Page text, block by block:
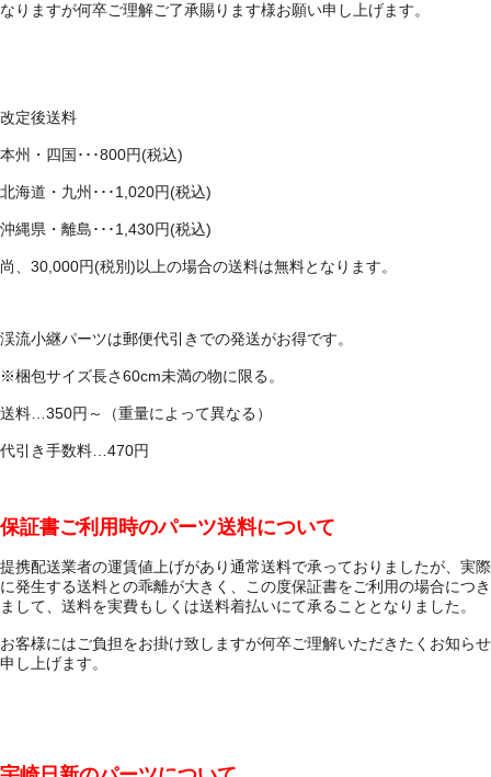
なりますが何卒ご理解ご了承賜ります様お願い申し上げます。
改定後送料
本州・四国･･･800円(税込)
北海道・九州･･･1,020円(税込)
沖縄県・離島･･･1,430円(税込)
尚、30,000円(税別)以上の場合の送料は無料となります。
渓流小継パーツは郵便代引きでの発送がお得です。
※梱包サイズ長さ60cm未満の物に限る。
送料…350円～（重量によって異なる）
代引き手数料…470円
保証書ご利用時のパーツ送料について
提携配送業者の運賃値上げがあり通常送料で承っておりましたが、実際
に発生する送料との乖離が大きく、この度保証書をご利用の場合につき
まして、送料を実費もしくは送料着払いにて承ることとなりました。
お客様にはご負担をお掛け致しますが何卒ご理解いただきたくお知らせ
申し上げます。